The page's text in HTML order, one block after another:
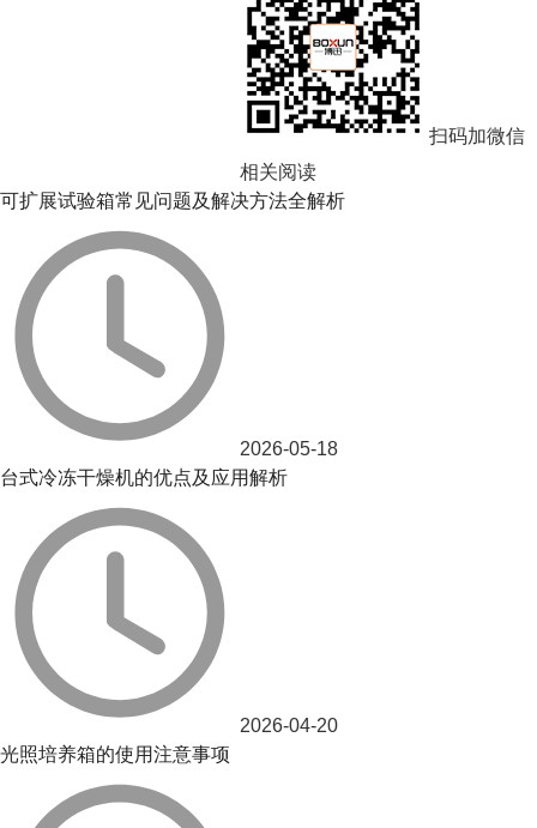
相关阅读
可扩展试验箱常见问题及解决方法全解析
2026-05-18
台式冷冻干燥机的优点及应用解析
2026-04-20
光照培养箱的使用注意事项
扫码加微信